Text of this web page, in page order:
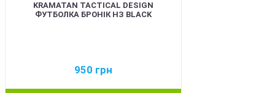
KRAMATAN TACTICAL DESIGN
ФУТБОЛКА БРОНІК НЗ BLACK
950 грн